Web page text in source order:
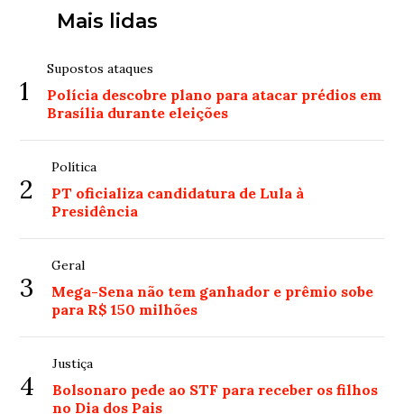
Mais lidas
1
Supostos ataques
Polícia descobre plano para atacar prédios em
Brasília durante eleições
2
Política
PT oficializa candidatura de Lula à
Presidência
3
Geral
Mega-Sena não tem ganhador e prêmio sobe
para R$ 150 milhões
4
Justiça
Bolsonaro pede ao STF para receber os filhos
no Dia dos Pais